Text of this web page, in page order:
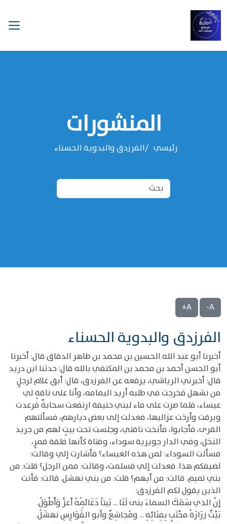
المنشورات
رئيسي الفرزدق والبدوية الحسناء
A-
A+
الفرزدق والبدوية الحسناء
أخبرنا أبو عبد الله الحسين بن محمد بن طاهر الدقاق قال: أخبرنا
أبو الحسن أحمد بن محمد بن المكتفي بالله قال: حدثنا ابن دريد
قال: أخبرني الرياشي، يرفعه عن الفرزدق، قال: أبق غلام لرجلٍ
من نشهل فخرجت في طلبه أريد اليمامه، وأنا على ناقةٍ لي
عيساء، فلما صرت على ماء لبني حنيفة ارتفعت سحابةٌ فرعدت
وبرقت وأرخت عزاليها، فعدلت إلى بعض ديارهم، فسألتهم
القرى، فأجابوا، فأنخت ناقتي، وجلست تحت بيتٍ لهم من جريد
النخل، وفي الدار جويرية سوداء، وفتاة كأنها فلقة قمرٍ،
فسألت السوداء: لمن هذه العيساء؟ فأشارت إلي وقالت:
لضيفكم هذا. فعدلت إلي فسلمت، وقالت: ممن الرجل؟ قلت: من
بني تميم. قالت: من أيهم؟ قلت: من بني نهشل. قالت: فأنت
الذين يقول لكم الفرزدق:
إنّ الذي سَمَكَ السماءَ بنى لَنَا ... بَيتاً دَعَائِمُهُ أعزُّ وَأَطْوَلُ.
بَيْتٌ زرَارَةُ محْتَبٍ بِفِنَائِهِ ... ومُجاشِعٌ وأبو الفَوَارِسِ نهشَلُ.